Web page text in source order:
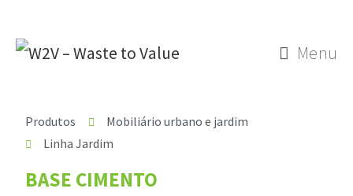
Menu
Produtos
Mobiliário urbano e jardim
Linha Jardim
BASE CIMENTO